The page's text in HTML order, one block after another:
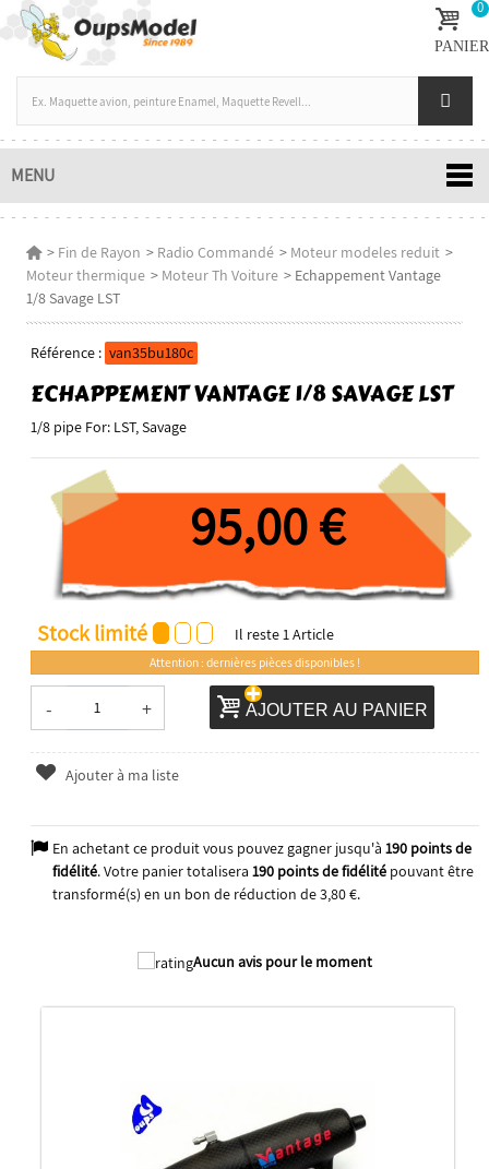
0
PANIER
MENU
> Fin de Rayon > Radio Commandé > Moteur modeles reduit >
Moteur thermique > Moteur Th Voiture > Echappement Vantage
1/8 Savage LST
Référence : van35bu180c
ECHAPPEMENT VANTAGE 1/8 SAVAGE LST
1/8 pipe For: LST, Savage
95,00 €
Stock limité Il reste1Article
Attention : dernières pièces disponibles !
- + AJOUTER AU PANIER
Ajouter à ma liste
En achetant ce produit vous pouvez gagner jusqu'à 190points de
fidélité. Votre panier totalisera 190points de fidélitépouvant être
transformé(s) en un bon de réduction de3,80 €.
Aucun avis pour le moment